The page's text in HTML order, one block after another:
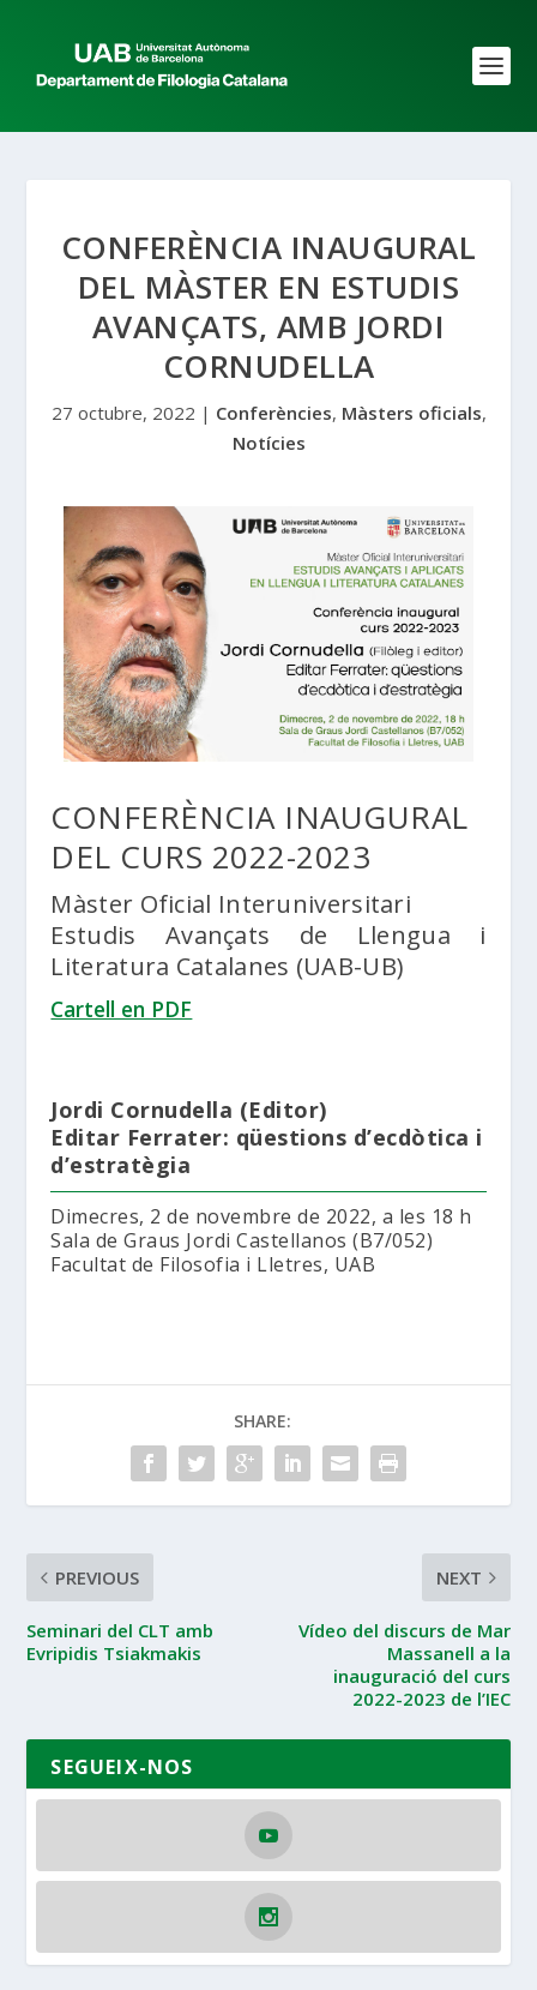
CONFERÈNCIA INAUGURAL
DEL MÀSTER EN ESTUDIS
AVANÇATS, AMB JORDI
CORNUDELLA
27 octubre, 2022 | Conferències, Màsters oficials,
Notícies
CONFERÈNCIA INAUGURAL
DEL CURS 2022-2023
Màster Oficial Interuniversitari
Estudis Avançats de Llengua i
Literatura Catalanes (UAB-UB)
Cartell en PDF
Jordi Cornudella (Editor)
Editar Ferrater: qüestions d’ecdòtica i
d’estratègia
Dimecres, 2 de novembre de 2022, a les 18 h
Sala de Graus Jordi Castellanos (B7/052)
Facultat de Filosofia i Lletres, UAB
SHARE:
PREVIOUS
Seminari del CLT amb
Evripidis Tsiakmakis
NEXT
Vídeo del discurs de Mar
Massanell a la
inauguració del curs
2022-2023 de l’IEC
SEGUEIX-NOS